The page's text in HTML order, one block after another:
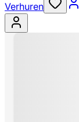
Verhuren